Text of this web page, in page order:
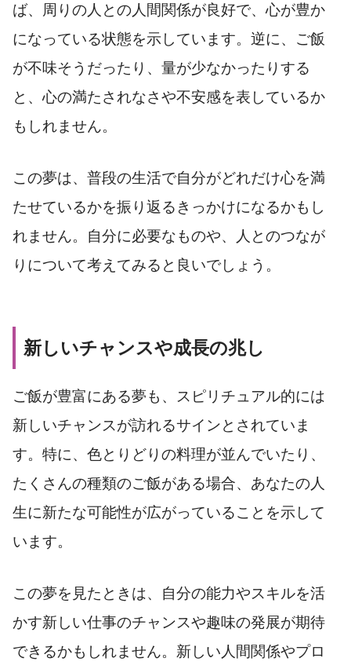
ば、周りの人との人間関係が良好で、心が豊か
になっている状態を示しています。逆に、ご飯
が不味そうだったり、量が少なかったりする
と、心の満たされなさや不安感を表しているか
もしれません。
この夢は、普段の生活で自分がどれだけ心を満
たせているかを振り返るきっかけになるかもし
れません。自分に必要なものや、人とのつなが
りについて考えてみると良いでしょう。
新しいチャンスや成長の兆し
ご飯が豊富にある夢も、スピリチュアル的には
新しいチャンスが訪れるサインとされていま
す。特に、色とりどりの料理が並んでいたり、
たくさんの種類のご飯がある場合、あなたの人
生に新たな可能性が広がっていることを示して
います。
この夢を見たときは、自分の能力やスキルを活
かす新しい仕事のチャンスや趣味の発展が期待
できるかもしれません。新しい人間関係やプロ